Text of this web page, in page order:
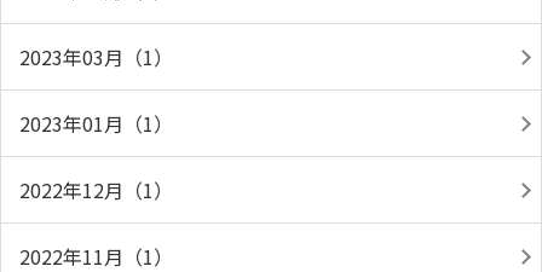
2023年03月（1）
2023年01月（1）
2022年12月（1）
2022年11月（1）